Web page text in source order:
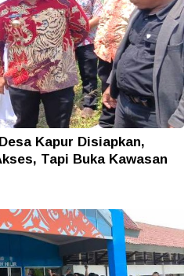
Kapur Disiapkan,
Tapi Buka Kawasan